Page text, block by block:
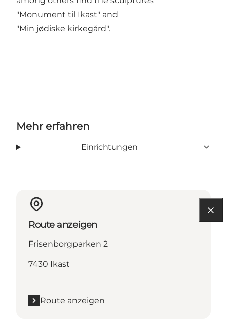
"Monument til Ikast" and
"Min jødiske kirkegård".
Mehr erfahren
Einrichtungen
Route anzeigen
Frisenborgparken 2
7430 Ikast
Route anzeigen